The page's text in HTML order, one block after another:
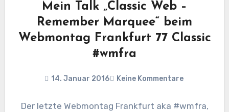
Mein Talk „Classic Web –
Remember Marquee“ beim
Webmontag Frankfurt 77 Classic
#wmfra
14. Januar 2016 Keine Kommentare
Der letzte Webmontag Frankfurt aka #wmfra,